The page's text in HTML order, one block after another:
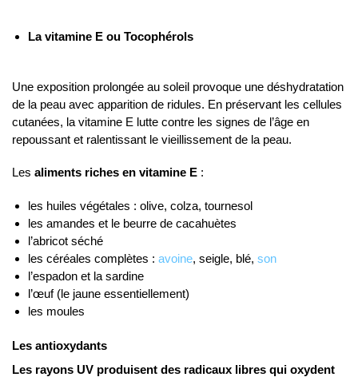
La vitamine E ou Tocophérols
Une exposition prolongée au soleil provoque une déshydratation
de la peau avec apparition de ridules. En préservant les cellules
cutanées, la vitamine E lutte contre les signes de l’âge en
repoussant et ralentissant le vieillissement de la peau.
Les aliments riches en vitamine E :
les huiles végétales : olive, colza, tournesol
les amandes et le beurre de cacahuètes
l’abricot séché
les céréales complètes : avoine, seigle, blé, son
l’espadon et la sardine
l’œuf (le jaune essentiellement)
les moules
Les antioxydants
Les rayons UV produisent des radicaux libres qui oxydent